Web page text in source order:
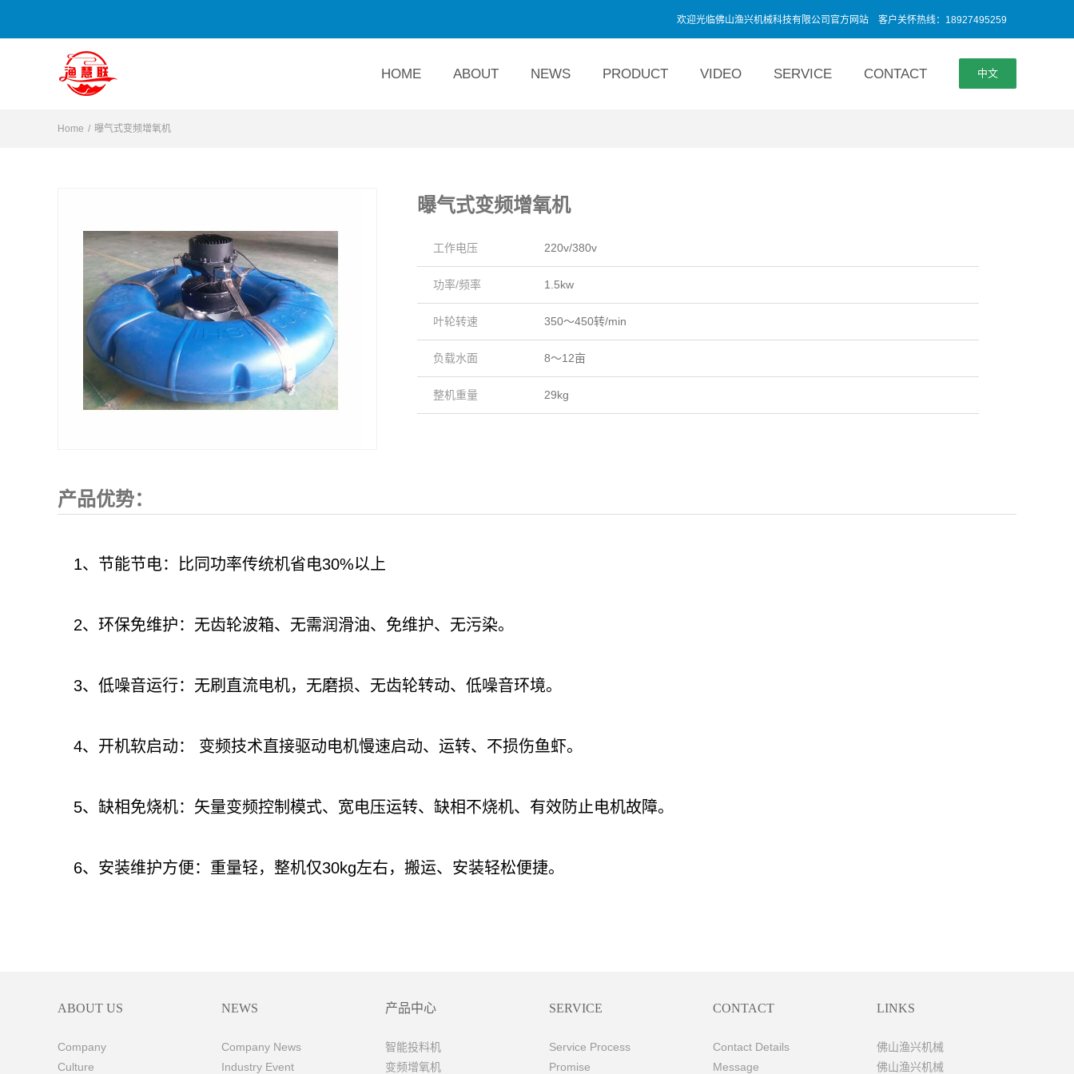
欢迎光临佛山渔兴机械科技有限公司官方网站 客户关怀热线：18927495259
HOME ABOUT NEWS PRODUCT VIDEO SERVICE CONTACT 中文
Home / 曝气式变频增氧机
曝气式变频增氧机
工作电压 220v/380v
功率/频率 1.5kw
叶轮转速 350～450转/min
负载水面 8～12亩
整机重量 29kg
产品优势：
1、节能节电：比同功率传统机省电30%以上
2、环保免维护：无齿轮波箱、无需润滑油、免维护、无污染。
3、低噪音运行：无刷直流电机，无磨损、无齿轮转动、低噪音环境。
4、开机软启动： 变频技术直接驱动电机慢速启动、运转、不损伤鱼虾。
5、缺相免烧机：矢量变频控制模式、宽电压运转、缺相不烧机、有效防止电机故障。
6、安装维护方便：重量轻，整机仅30kg左右，搬运、安装轻松便捷。
ABOUT US
Company
Culture
NEWS
Company News
Industry Event
产品中心
智能投料机
变频增氧机
SERVICE
Service Process
Promise
CONTACT
Contact Details
Message
LINKS
佛山渔兴机械
佛山渔兴机械